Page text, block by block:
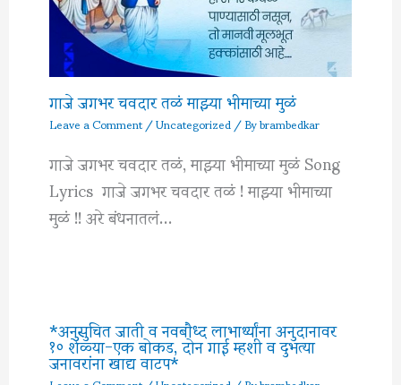
गाजे जगभर चवदार तळं माझ्या भीमाच्या मुळं
Leave a Comment/Uncategorized/ Bybrambedkar
गाजे जगभर चवदार तळं, माझ्या भीमाच्या मुळं Song
Lyrics गाजे जगभर चवदार तळं ! माझ्या भीमाच्या
मुळं !! अरे बंधनातलं…
*अनुसुचित जाती व नवबौध्द लाभार्थ्यांना अनुदानावर
१० शेळ्या-एक बोकड, दोन गाई म्हशी व दुभत्या
जनावरांना खाद्य वाटप*